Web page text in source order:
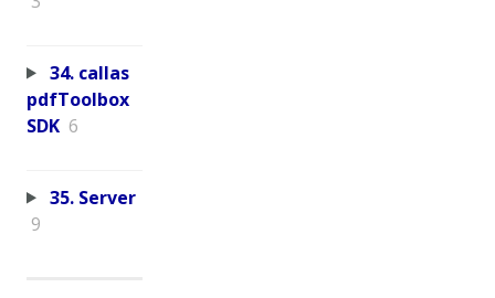
34. callas
pdfToolbox
SDK 6
35. Server
9